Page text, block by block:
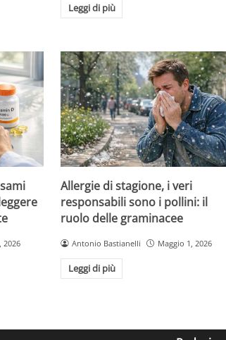
Leggi di più
2026
Allergie di stagione, i veri
responsabili sono i pollini: il
ruolo delle graminacee
Antonio Bastianelli Maggio 1, 2026
Leggi di più